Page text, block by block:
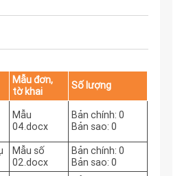
Mẫu đơn,
tờ khai
Số lượng
Mẫu
04.docx
Bản chính: 0
Bản sao: 0
Mẫu số
02.docx
Bản chính: 0
Bản sao: 0